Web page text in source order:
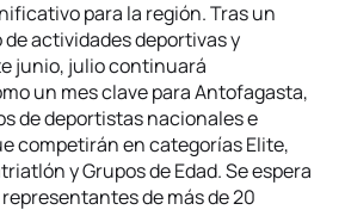
para la región. Tras un
actividades deportivas y
junio, julio continuará
un mes clave para Antofagasta,
de deportistas nacionales e
competirán en categorías Elite,
y Grupos de Edad. Se espera
de más de 20